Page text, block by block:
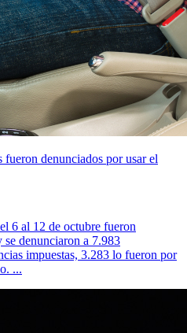
denunciados por usar el
6 al 12 de octubre fueron
denunciaron a 7.983
impuestas, 3.283 lo fueron por
...